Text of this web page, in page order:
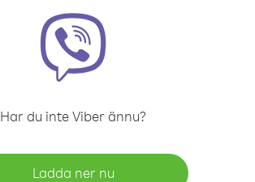
Har du inte Viber ännu?
Ladda ner nu